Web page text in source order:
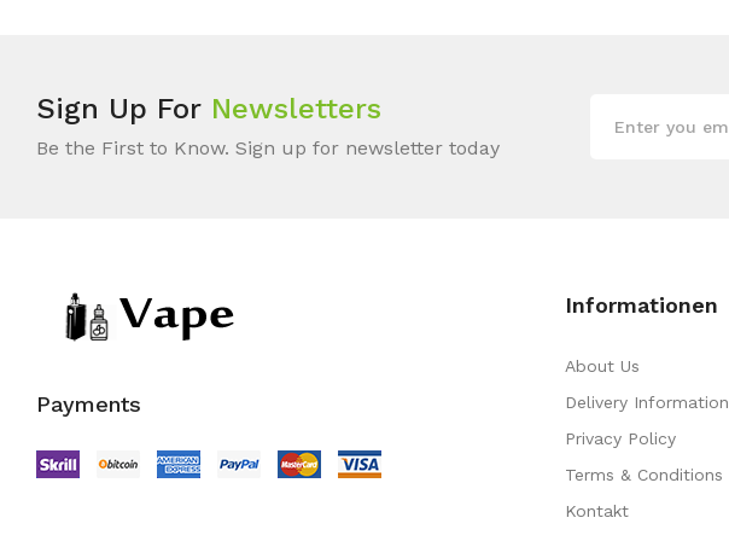
Sign Up For Newsletters
Be the First to Know. Sign up for newsletter today
Payments
Informationen
About Us
Delivery Information
Privacy Policy
Terms & Conditions
Kontakt